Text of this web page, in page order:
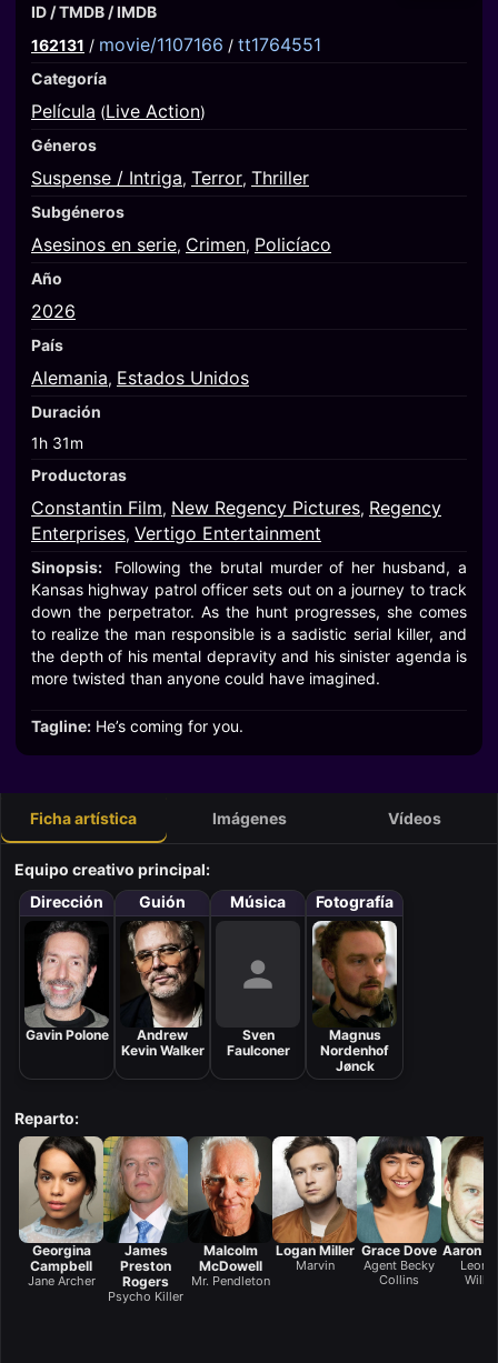
ID / TMDB / IMDB
162131 / movie/1107166 / tt1764551
Categoría
Película (Live Action)
Géneros
Suspense / Intriga, Terror, Thriller
Subgéneros
Asesinos en serie, Crimen, Policíaco
Año
2026
País
Alemania, Estados Unidos
Duración
1h 31m
Productoras
Constantin Film, New Regency Pictures, Regency
Enterprises, Vertigo Entertainment
Sinopsis:
Following the brutal murder of her husband, a
Kansas highway patrol officer sets out on a journey to track
down the perpetrator. As the hunt progresses, she comes
to realize the man responsible is a sadistic serial killer, and
the depth of his mental depravity and his sinister agenda is
more twisted than anyone could have imagined.
Tagline: He’s coming for you.
Ficha artística Imágenes Vídeos
Equipo creativo principal:
Dirección
Gavin Polone
Guión
Andrew
Kevin Walker
Música
Sven
Faulconer
Fotografía
Magnus
Nordenhof
Jønck
Reparto:
Georgina
Campbell
Jane Archer
James
Preston
Rogers
Psycho Killer
Malcolm
McDowell
Mr. Pendleton
Logan Miller
Marvin
Grace Dove
Agent Becky
Collins
Aaron